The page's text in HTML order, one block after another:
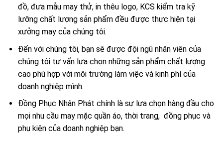
đồ, đưa mẫu may thử, in thêu logo, KCS kiểm tra kỹ
lưỡng chất lượng sản phẩm đều được thực hiện tại
xưởng may của chúng tôi.
Đến với chúng tôi, bạn sẽ được đội ngũ nhân viên của
chúng tôi tư vấn lựa chọn những sản phẩm chất lượng
cao phù hợp với môi trường làm việc và kinh phí của
doanh nghiệp mình.
Đồng Phục Nhân Phát chính là sự lựa chọn hàng đầu cho
mọi nhu cầu may mặc quần áo, thời trang, đồng phục và
phụ kiện của doanh nghiệp bạn.